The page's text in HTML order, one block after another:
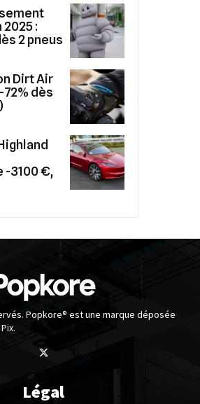
:
2 pneus
Dirt Air
72% dès
-3100 €,
Popkore® est une marque déposée
Légal